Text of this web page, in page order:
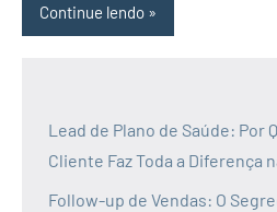
Continue lendo
Lead de Plano de Saúde: Por
Cliente Faz Toda a Diferença
Follow-up de Vendas: O